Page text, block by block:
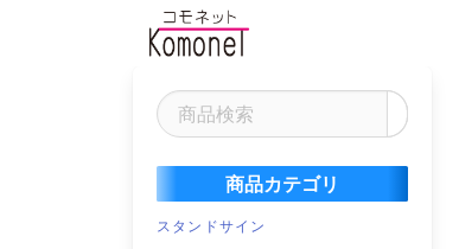
商品カテゴリ
スタンドサイン